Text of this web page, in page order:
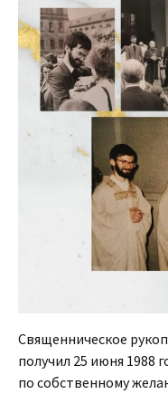
Священническое
получил 25 июня 1988
по собственному